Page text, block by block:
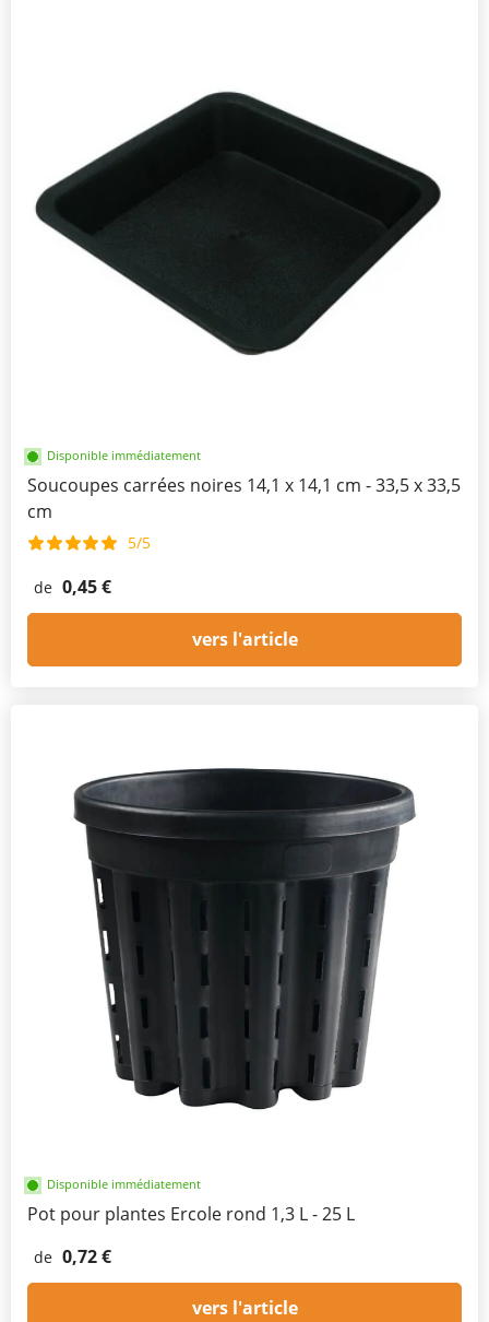
Disponible immédiatement
Soucoupes carrées noires 14,1 x 14,1 cm - 33,5 x 33,5
cm
5/5
de 0,45 €
vers l'article
Disponible immédiatement
Pot pour plantes Ercole rond 1,3 L - 25 L
de 0,72 €
vers l'article